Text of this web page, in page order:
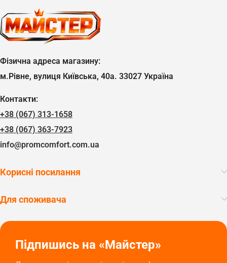
Фізична адреса магазину:
м.Рівне, вулиця Київська, 40а. 33027 Україна
Контакти:
+38 (067) 313-1658
+38 (067) 363-7923
info@promcomfort.com.ua
Корисні посилання
Для споживача
Підпишись на «Майстер»